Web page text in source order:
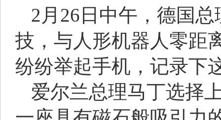
2月26日中午，德国
技，与人形机器人零距
纷纷举起手机，记录下
爱尔兰总理马丁选择